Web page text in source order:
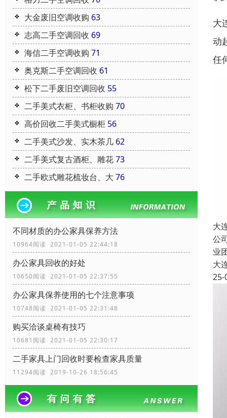
大金废旧空调收购 63
志高二手空调回收 69
海信二手空调收购 71
奥克斯二手空调回收 61
松下二手废旧空调回收 55
二手美式衣柜、书柜收购 70
高价回收二手美式橱柜 56
二手美式沙发、实木茶几 62
二手美式复古酒柜、雕花73
二手欧式雕花梳妆台、大 76
不同材质的办公家具保养方法
10964阅读 2021-01-05 22:44:18
办公家具回收的好处
10650阅读 2021-01-05 22:37:55
办公家具保养使用的七个注意事项
10748阅读 2021-01-05 22:31:48
购买洽谈桌椅有技巧
10681阅读 2021-01-05 22:30:17
二手家具上门回收时要检查家具质量
11294阅读 2019-10-26 18:56:45
大
动
任
大
公
业
大
25-